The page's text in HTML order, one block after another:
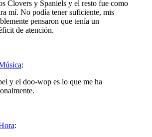
Clovers y Spaniels y el resto fue como
mí. No podía tener suficiente, mis
pensaron que tenía un
de atención.
:
y el doo-wop es lo que me ha
: